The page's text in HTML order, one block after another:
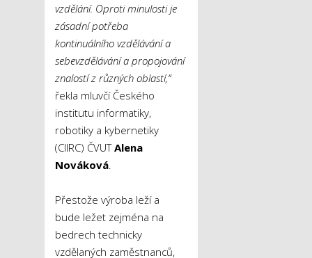
vzdělání. Oproti minulosti je
zásadní potřeba
kontinuálního vzdělávání a
sebevzdělávání a propojování
znalostí z různých oblastí,“
řekla mluvčí Českého
institutu informatiky,
robotiky a kybernetiky
(CIIRC) ČVUTAlena
Nováková.
Přestože výroba leží a
bude ležet zejména na
bedrech technicky
vzdělaných zaměstnanců,